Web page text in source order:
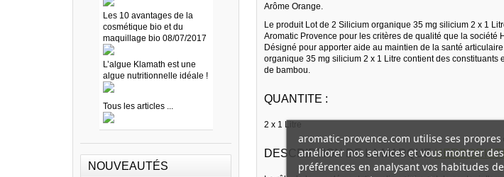
Les 10 avantages de la
cosmétique bio et du
maquillage bio 08/07/2017
L’algue Klamath est une
algue nutritionnelle idéale !
Tous les articles ...
NOUVEAUTÉS
Arôme Orange.
Le produit Lot de 2 Silicium organique 35 mg silicium 2 x 1
Aromatic Provence pour les critères de qualité que la société
Désigné pour apporter aide au maintien de la santé
organique 35 mg silicium 2 x 1 Litre contient des
de bambou.
QUANTITE :
2 x 1 Litre
DESCRIPTION DE LA MARQUE
aromatic-provence.com utilise ses
améliorer nos services et vous montrer
préférences en analysant vos habitudes